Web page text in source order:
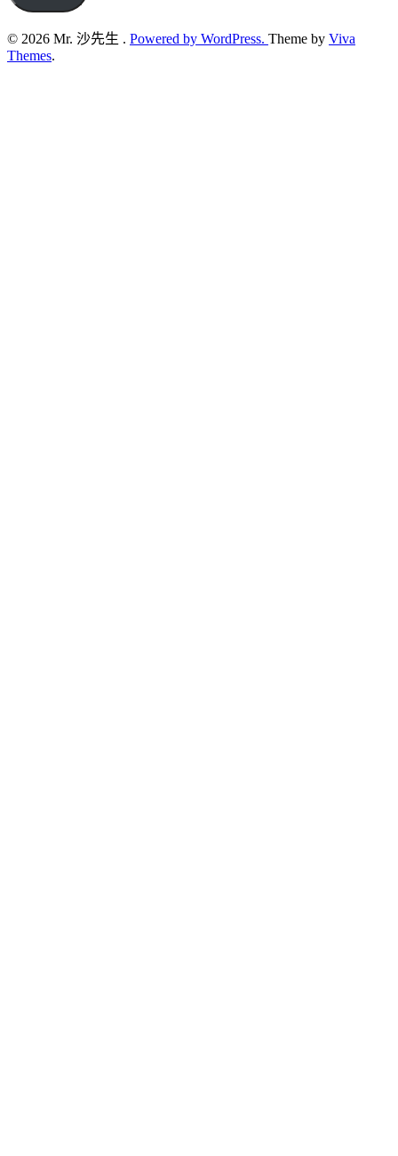
© 2026 Mr. 沙先生 . Powered by WordPress. Theme by Viva
Themes.